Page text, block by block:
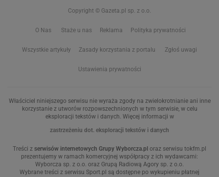
Copyright © Gazeta.pl sp. z o.o.
O Nas Staże u nas Reklama Polityka prywatności
Wszystkie artykuły Zasady korzystania z portalu Zgłoś uwagi
Ustawienia prywatności
Właściciel niniejszego serwisu nie wyraża zgody na zwielokrotnianie ani inne
korzystanie z utworów rozpowszechnionych w tym serwisie, w celu
eksploracji tekstów i danych. Więcej informacji w
zastrzeżeniu dot. eksploracji tekstów i danych
Treści z serwisów internetowych Grupy Wyborcza.pl oraz serwisu tokfm.pl
prezentujemy w ramach komercyjnej współpracy z ich wydawcami:
Wyborcza sp. z o.o. oraz Grupą Radiową Agory sp. z o.o.
Wybrane treści z serwisu Sport.pl są dostępne po wykupieniu płatnej